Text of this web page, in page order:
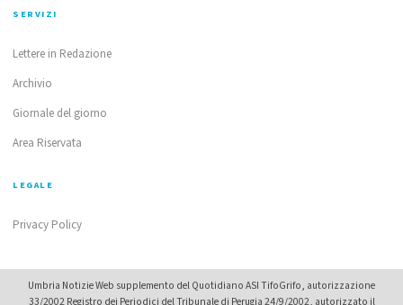
SERVIZI
Lettere in Redazione
Archivio
Giornale del giorno
Area Riservata
LEGALE
Privacy Policy
Umbria Notizie Web supplemento del Quotidiano ASI TifoGrifo, autorizzazione
33/2002 Registro dei Periodici del Tribunale di Perugia 24/9/2002, autorizzato il